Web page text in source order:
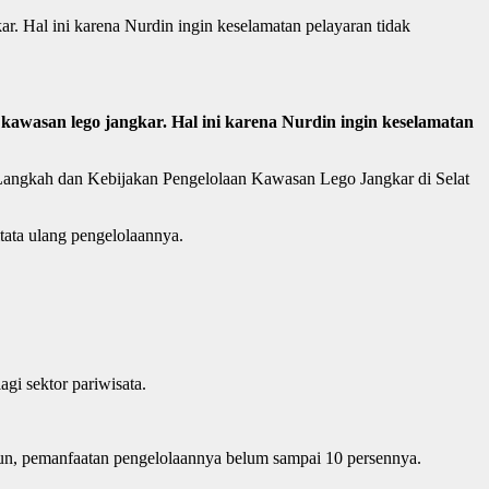
Hal ini karena Nurdin ingin keselamatan pelayaran tidak
lego jangkar. Hal ini karena Nurdin ingin keselamatan
dan Kebijakan Pengelolaan Kawasan Lego Jangkar di Selat
ulang pengelolaannya.
sektor pariwisata.
pemanfaatan pengelolaannya belum sampai 10 persennya.